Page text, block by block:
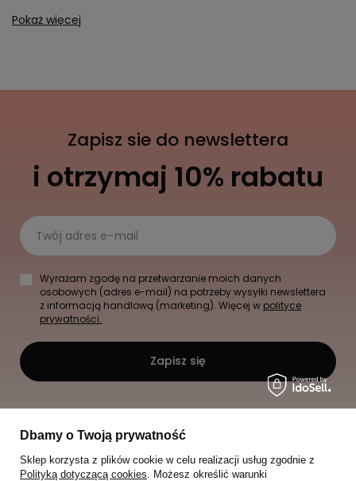
Pokaż więcej
Zapisz sie do newslettera
i otrzymaj 10% rabatu
Twój adres e-mail
Wyrażam zgodę na przetwarzanie moich danych
osobowych (adres e-mail) na potrzeby wysyłki newslettera
z informacją handlową (marketing). Więcej w polityce
prywatności.
Zapisz się
Dbamy o Twoją prywatność
Sklep korzysta z plików cookie w celu realizacji usług zgodnie z
Polityką dotyczącą cookies. Możesz określić warunki